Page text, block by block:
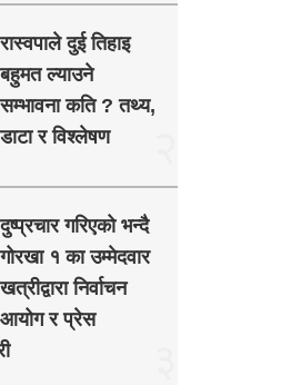
रास्वपाले दुई तिहाइ
बहुमत ल्याउने
सम्भावना कति ? तथ्य,
डाटा र विश्लेषण
दुष्प्रचार गरिएको भन्दै
गोरखा १ का उम्मेदवार
खत्रीद्वारा निर्वाचन
आयोग र प्रेस